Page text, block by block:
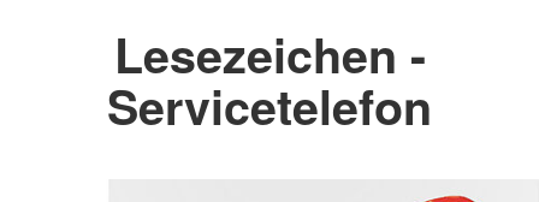
Lesezeichen -
Servicetelefon